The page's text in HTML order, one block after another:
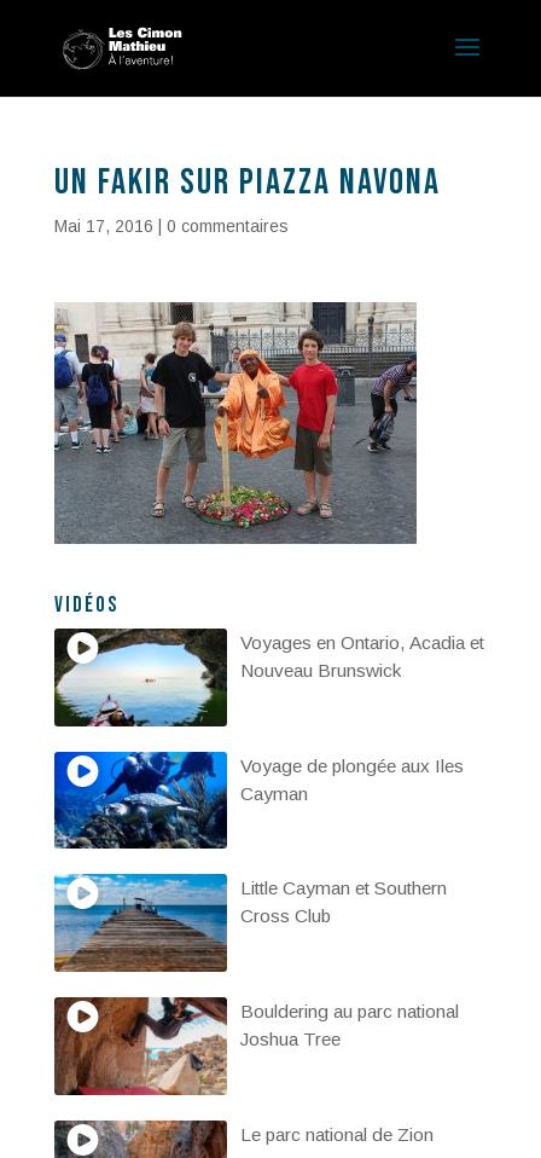
Un fakir sur Piazza Navona
Mai 17, 2016 0 commentaires
Vidéos
Voyages en Ontario, Acadia et
Nouveau Brunswick
Voyage de plongée aux Iles
Cayman
Little Cayman et Southern
Cross Club
Bouldering au parc national
Joshua Tree
Le parc national de Zion